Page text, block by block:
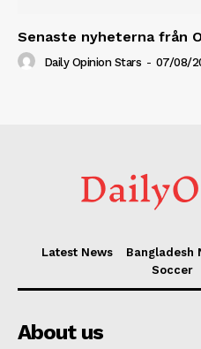
Senaste nyheterna från
Daily Opinion Stars - 07/08/
Latest News Bangladesh
Soccer
About us